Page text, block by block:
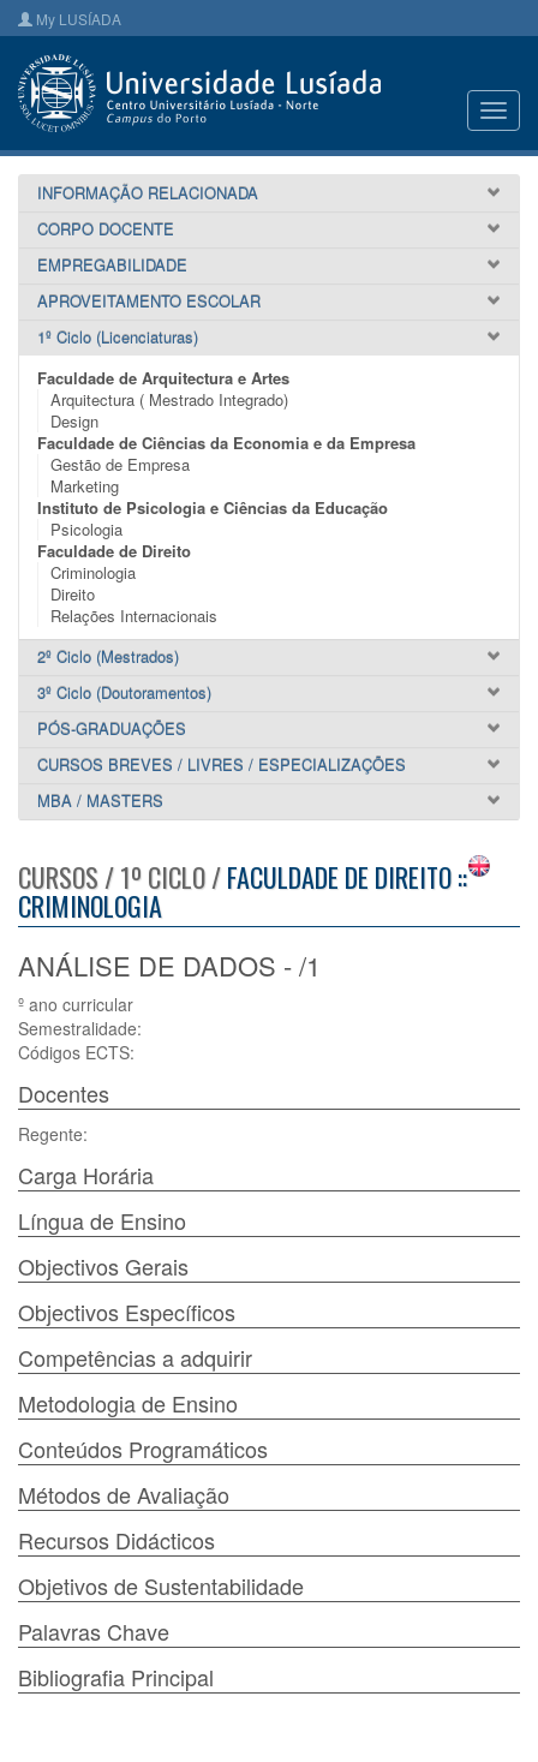
My LUSÍADA
INFORMAÇÃO RELACIONADA
CORPO DOCENTE
EMPREGABILIDADE
APROVEITAMENTO ESCOLAR
1º Ciclo (Licenciaturas)
Faculdade de Arquitectura e Artes
Arquitectura ( Mestrado Integrado)
Design
Faculdade de Ciências da Economia e da Empresa
Gestão de Empresa
Marketing
Instituto de Psicologia e Ciências da Educação
Psicologia
Faculdade de Direito
Criminologia
Direito
Relações Internacionais
2º Ciclo (Mestrados)
3º Ciclo (Doutoramentos)
PÓS-GRADUAÇÕES
CURSOS BREVES / LIVRES / ESPECIALIZAÇÕES
MBA / MASTERS
CURSOS / 1º CICLO /FACULDADE DE DIREITO ::
CRIMINOLOGIA
ANÁLISE DE DADOS - /1
º ano curricular
Semestralidade:
Códigos ECTS:
Docentes
Regente:
Carga Horária
Língua de Ensino
Objectivos Gerais
Objectivos Específicos
Competências a adquirir
Metodologia de Ensino
Conteúdos Programáticos
Métodos de Avaliação
Recursos Didácticos
Objetivos de Sustentabilidade
Palavras Chave
Bibliografia Principal